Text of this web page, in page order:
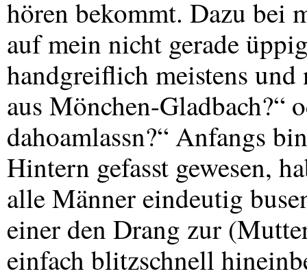
hören bekommt. Dazu bei
auf mein nicht gerade
handgreiflich meistens
aus Mönchen-Gladbach?“
dahoamlassn?“ Anfangs
Hintern gefasst gewesen,
alle Männer eindeutig
einer den Drang zur
einfach blitzschnell